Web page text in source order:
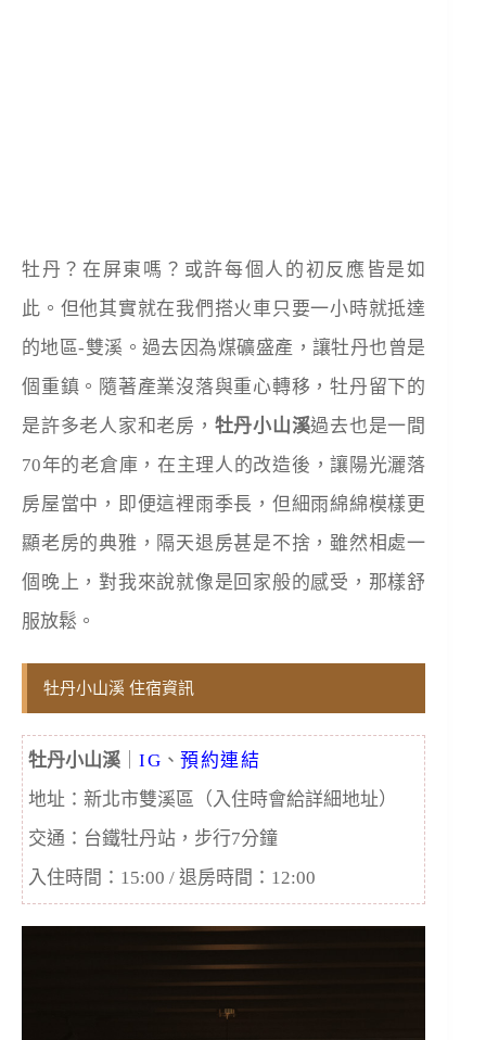
牡丹？在屏東嗎？或許每個人的初反應皆是如
此。但他其實就在我們搭火車只要一小時就抵達
的地區-雙溪。過去因為煤礦盛產，讓牡丹也曾是
個重鎮。隨著產業沒落與重心轉移，牡丹留下的
是許多老人家和老房， 牡丹小山溪過去也是一間
70年的老倉庫，在主理人的改造後，讓陽光灑落
房屋當中，即便這裡雨季長，但細雨綿綿模樣更
顯老房的典雅，隔天退房甚是不捨，雖然相處一
個晚上，對我來說就像是回家般的感受，那樣舒
服放鬆。
牡丹小山溪 住宿資訊
牡丹小山溪 IG 、 預約連結
地址： 新北市雙溪區（入住時會給詳細地址）
交通：台鐵牡丹站，步行7分鐘
入住時間：15:00 / 退房時間：12:00